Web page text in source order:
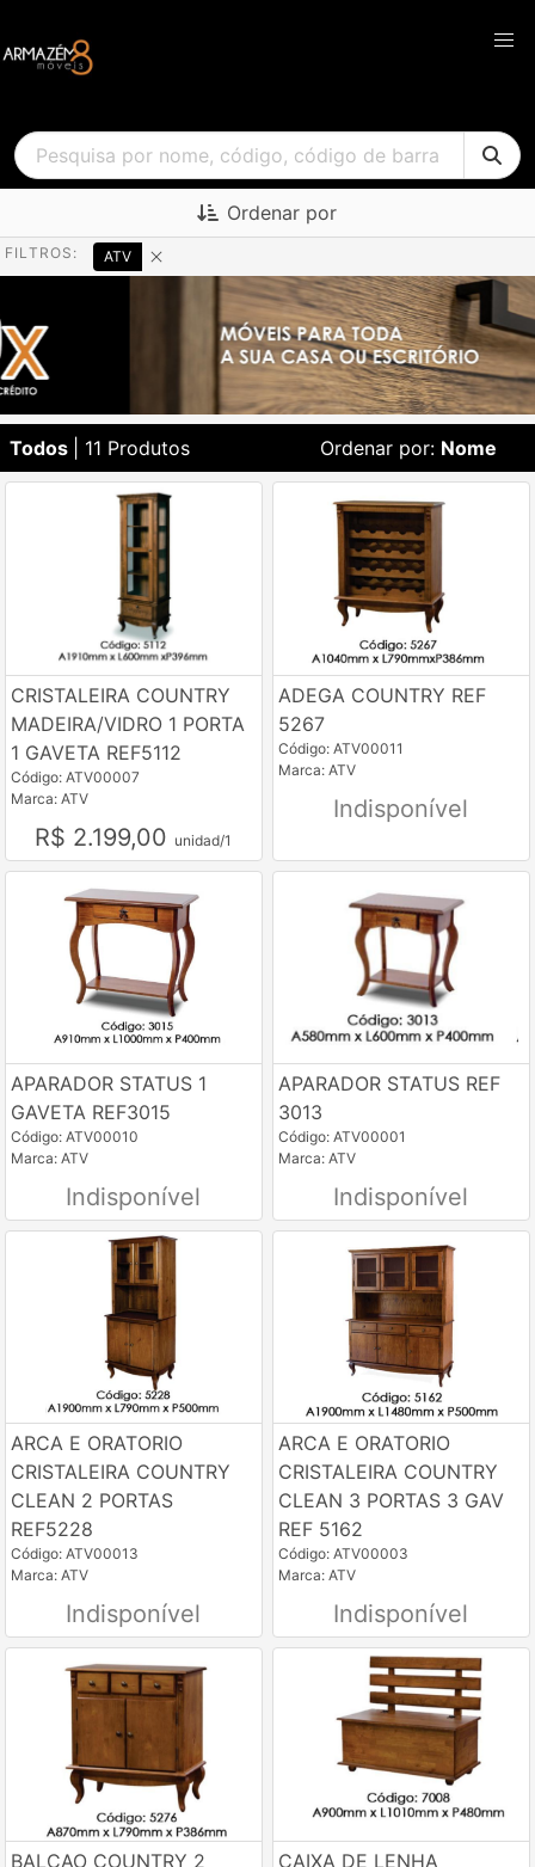
Ordenar por
FILTROS: ATV
Todos | 11 Produtos Ordenar por: Nome
CRISTALEIRA COUNTRY
MADEIRA/VIDRO 1 PORTA
1 GAVETA REF5112
Código: ATV00007
Marca: ATV
R$ 2.199,00 unidad/1
ADEGA COUNTRY REF
5267
Código: ATV00011
Marca: ATV
Indisponível
APARADOR STATUS 1
GAVETA REF3015
Código: ATV00010
Marca: ATV
Indisponível
APARADOR STATUS REF
3013
Código: ATV00001
Marca: ATV
Indisponível
ARCA E ORATORIO
CRISTALEIRA COUNTRY
CLEAN 2 PORTAS
REF5228
Código: ATV00013
Marca: ATV
Indisponível
ARCA E ORATORIO
CRISTALEIRA COUNTRY
CLEAN 3 PORTAS 3 GAV
REF 5162
Código: ATV00003
Marca: ATV
Indisponível
BALCAO COUNTRY 2
CAIXA DE LENHA